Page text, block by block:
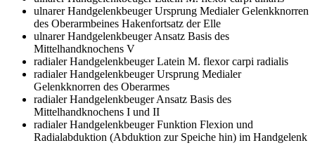
ulnarer Handgelenkbeuger Ursprung Medialer Gelenkknorren
des Oberarmbeines Hakenfortsatz der Elle
ulnarer Handgelenkbeuger Ansatz Basis des
Mittelhandknochens V
radialer Handgelenkbeuger Latein M. flexor carpi radialis
radialer Handgelenkbeuger Ursprung Medialer
Gelenkknorren des Oberarmes
radialer Handgelenkbeuger Ansatz Basis des
Mittelhandknochens I und II
radialer Handgelenkbeuger Funktion Flexion und
Radialabduktion (Abduktion zur Speiche hin) im Handgelenk